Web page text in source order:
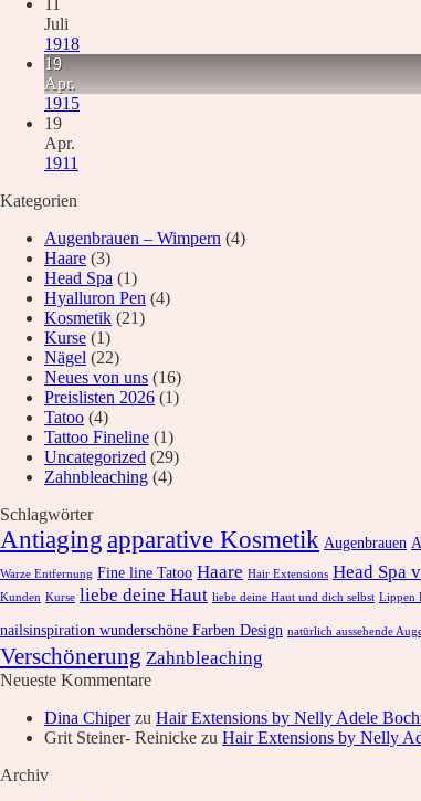
Informationen
Über Uns
Nachricht
Anfahrt
News
Wunschliste
Juli
1918
19
Apr.
1915
19
Apr.
1911
Kategorien
Augenbrauen – Wimpern (4)
Haare (3)
Head Spa (1)
Hyalluron Pen (4)
Kosmetik (21)
Kurse (1)
Nägel (22)
Neues von uns (16)
Preislisten 2026 (1)
Tatoo (4)
Tattoo Fineline (1)
Uncategorized (29)
Zahnbleaching (4)
Schlagwörter
Antiagingapparative Kosmetik Augenbrauen
Warze Entfernung Fine line Tatoo Haare Hair Extensions Head Spa
Kunden Kurse liebe deine Haut liebe deine Haut und dich selbst Lippen
nailsinspiration wunderschöne Farben Design natürlich aussehende
Verschönerung Zahnbleaching
Neueste Kommentare
Dina Chiperzu Hair Extensions by Nelly Adele
Grit Steiner- Reinicke zu Hair Extensions by Nelly
Archiv